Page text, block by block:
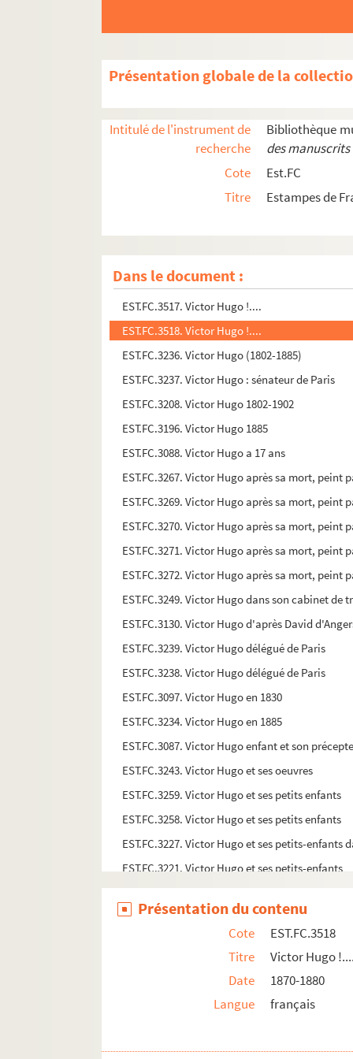
Présentation globale de la
Intitulé de l'instrument de
recherche
Bibliothèque
des
Cote
Est.FC
Titre
Estampes de
Dans le document :
EST.FC.3117. V.or Hugo
EST.FC.3138. V.or Hugo
EST.FC.3140. V.or Hugo
EST.FC.P.243. Vaut mieux tard que jamais.
EST.FC.3309. La veillée des funérailles. Nuit du
EST.FC.3231. Victor Hugo - 26 février 1885
EST.FC.3211. Victor Hugo - Marie Tudor
EST.FC.3153. Victor Hugo - Mme Dorval
EST.FC.3517. Victor Hugo !....
EST.FC.3518. Victor Hugo !....
EST.FC.3236. Victor Hugo (1802-1885)
EST.FC.3237. Victor Hugo : sénateur de Paris
EST.FC.3208. Victor Hugo 1802-1902
EST.FC.3196. Victor Hugo 1885
EST.FC.3088. Victor Hugo a 17 ans
EST.FC.3267. Victor Hugo après sa mort, peint
EST.FC.3269. Victor Hugo après sa mort, peint
EST.FC.3270. Victor Hugo après sa mort, peint
EST.FC.3271. Victor Hugo après sa mort, peint
EST.FC.3272. Victor Hugo après sa mort, peint
EST.FC.3249. Victor Hugo dans son cabinet de
EST.FC.3130. Victor Hugo d'après David
EST.FC.3239. Victor Hugo délégué de Paris
EST.FC.3238. Victor Hugo délégué de Paris
EST.FC.3097. Victor Hugo en 1830
EST.FC.3234. Victor Hugo en 1885
EST.FC.3087. Victor Hugo enfant et son
EST.FC.3243. Victor Hugo et ses oeuvres
EST.FC.3259. Victor Hugo et ses petits enfants
EST.FC.3258. Victor Hugo et ses petits enfants
EST.FC.3227. Victor Hugo et ses petits-enfants
EST.FC.3221. Victor Hugo et ses petits-enfants
EST.FC.3222. Victor Hugo et ses petits-enfants
EST.FC.3167. Victor Hugo et ses petits-enfants
EST.FC.P.228. Victor Hugo et ses principaux
EST.FC.3564. Victor Hugo et ses principaux
EST.FC.3144. Victor Hugo illustré
EST.FC.3155. Victor Hugo par Louis Boulanger
Présentation du contenu
Cote
EST.FC.3518
Titre
Victor Hugo
Date
1870-1880
Langue
français